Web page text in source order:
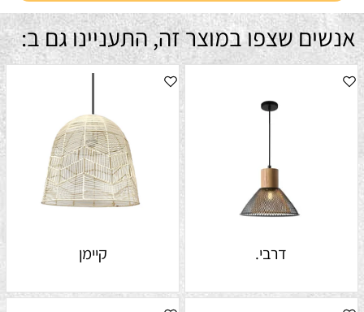
אנשים שצפו במוצר זה, התעניינו גם ב:
דרבי. קיימן